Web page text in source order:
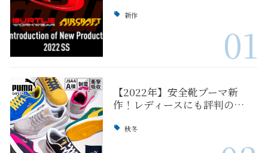
新作
01
【2022年】安全靴プーマ新
作！レディースにも評判の…
秋冬